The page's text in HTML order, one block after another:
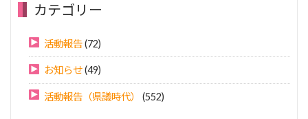
カテゴリー
活動報告(72)
お知らせ(49)
活動報告（県議時代） (552)